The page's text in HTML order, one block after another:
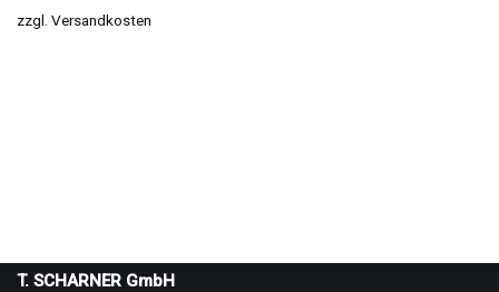
zzgl. Versandkosten
T. SCHARNER GmbH